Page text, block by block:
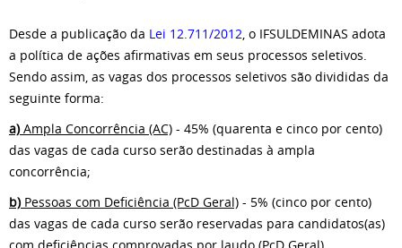
Desde a publicação da Lei 12.711/2012 , o IFSULDEMINAS adota
a política de ações afirmativas em seus processos seletivos.
Sendo assim, as vagas dos processos seletivos são divididas da
seguinte forma:
a)Ampla Concorrência (AC) - 45% (quarenta e cinco por cento)
das vagas de cada curso serão destinadas à ampla
concorrência;
b)Pessoas com Deficiência (PcD Geral) - 5% (cinco por cento)
das vagas de cada curso serão reservadas para candidatos(as)
com deficiências comprovadas por laudo (PcD Geral),